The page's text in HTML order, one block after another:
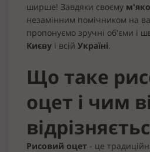
ширше! Завдяки своєму
незамінним помічником на
пропонуємо зручні об'єми і
Києву і всій Україні.
Що таке
оцет і чим
Рисовий оцет - це